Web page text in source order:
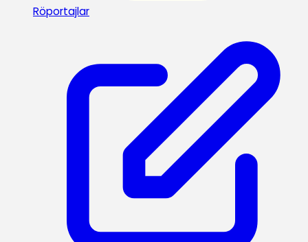
Röportajlar